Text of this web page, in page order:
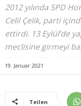
2012 yılında SPD
Celil Çelik, parti
ettirdi. 13 Eylül’de
meclisine girmeyi
19. Januar 2021
Teilen